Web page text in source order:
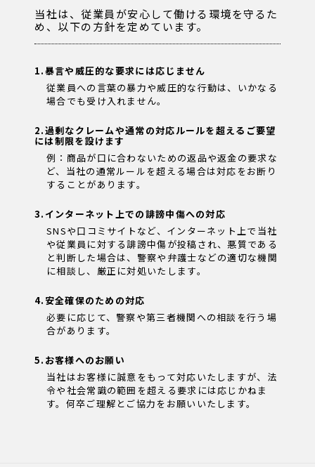
当社は、従業員が安心して働ける環境を守るた
め、以下の方針を定めています。
1.暴言や威圧的な要求には応じません
従業員への言葉の暴力や威圧的な行動は、いかなる
場合でも受け入れません。
2.過剰なクレームや通常の対応ルールを超えるご要望
には制限を設けます
例：商品が口に合わないための返品や返金の要求な
ど、当社の通常ルールを超える場合は対応をお断り
することがあります。
3.インターネット上での誹謗中傷への対応
SNSや口コミサイトなど、インターネット上で当社
や従業員に対する誹謗中傷が投稿され、悪質である
と判断した場合は、警察や弁護士などの適切な機関
に相談し、厳正に対処いたします。
4.安全確保のための対応
必要に応じて、警察や第三者機関への相談を行う場
合があります。
5.お客様へのお願い
当社はお客様に誠意をもって対応いたしますが、法
令や社会常識の範囲を超える要求には応じかねま
す。何卒ご理解とご協力をお願いいたします。